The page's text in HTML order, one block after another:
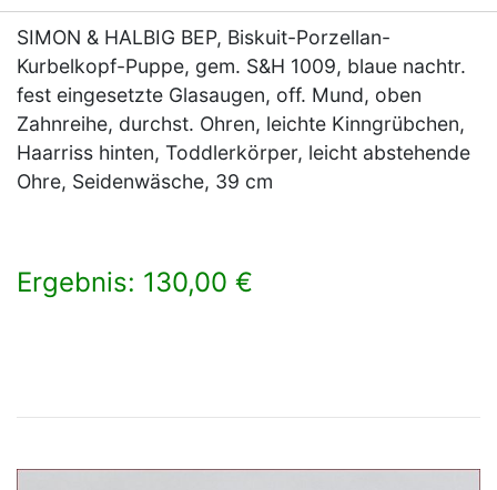
SIMON & HALBIG BEP, Biskuit-Porzellan-
Kurbelkopf-Puppe, gem. S&H 1009, blaue nachtr.
fest eingesetzte Glasaugen, off. Mund, oben
Zahnreihe, durchst. Ohren, leichte Kinngrübchen,
Haarriss hinten, Toddlerkörper, leicht abstehende
Ohre, Seidenwäsche, 39 cm
Ergebnis: 130,00 €